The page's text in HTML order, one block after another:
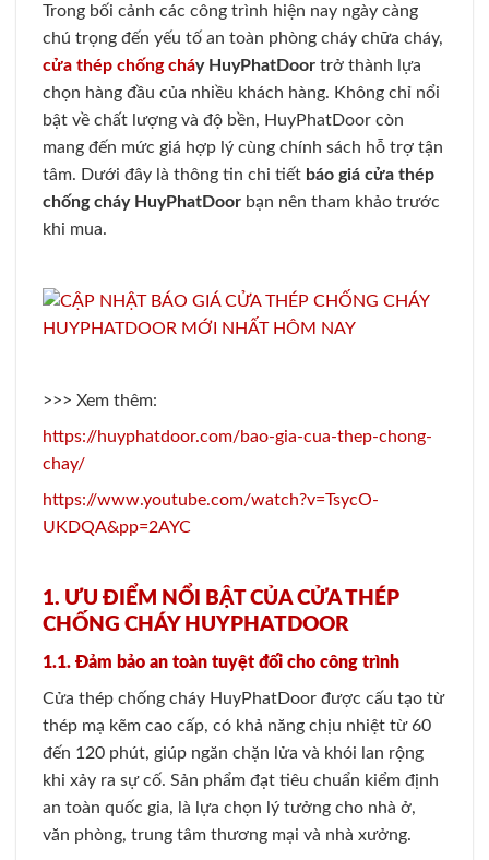
Trong bối cảnh các công trình hiện nay ngày càng
chú trọng đến yếu tố an toàn phòng cháy chữa cháy,
cửa thép chống cháy HuyPhatDoor trở thành lựa
chọn hàng đầu của nhiều khách hàng. Không chỉ nổi
bật về chất lượng và độ bền, HuyPhatDoor còn
mang đến mức giá hợp lý cùng chính sách hỗ trợ tận
tâm. Dưới đây là thông tin chi tiết báo giá cửa thép
chống cháy HuyPhatDoor bạn nên tham khảo trước
khi mua.
>>> Xem thêm:
https://huyphatdoor.com/bao-gia-cua-thep-chong-
chay/
https://www.youtube.com/watch?v=TsycO-
UKDQA&pp=2AYC
1. ƯU ĐIỂM NỔI BẬT CỦA CỬA THÉP
CHỐNG CHÁY HUYPHATDOOR
1.1. Đảm bảo an toàn tuyệt đối cho công trình
Cửa thép chống cháy HuyPhatDoor được cấu tạo từ
thép mạ kẽm cao cấp, có khả năng chịu nhiệt từ 60
đến 120 phút, giúp ngăn chặn lửa và khói lan rộng
khi xảy ra sự cố. Sản phẩm đạt tiêu chuẩn kiểm định
an toàn quốc gia, là lựa chọn lý tưởng cho nhà ở,
văn phòng, trung tâm thương mại và nhà xưởng.